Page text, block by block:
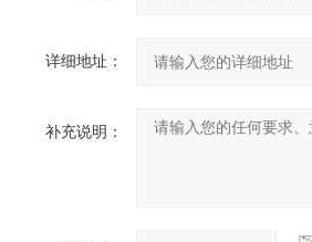
详细地址：
补充说明：